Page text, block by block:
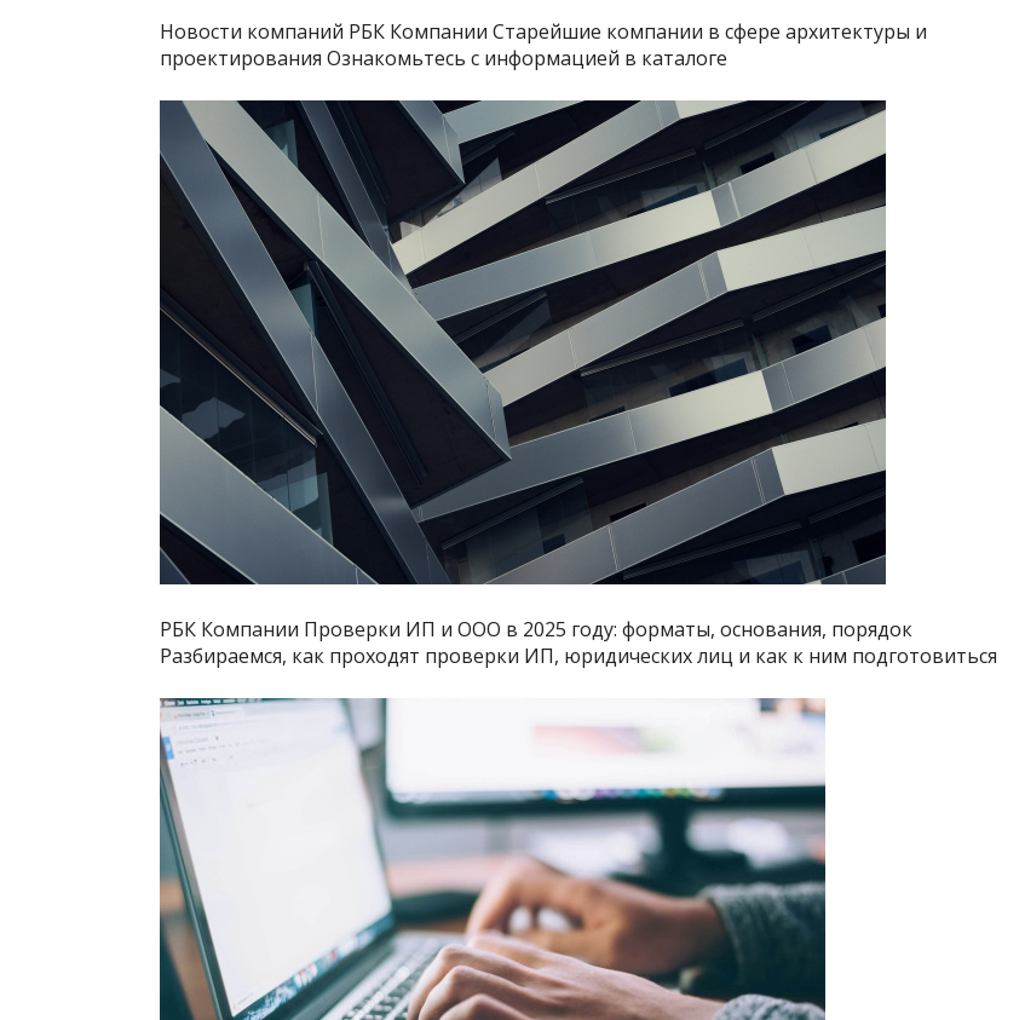
Новости компаний РБК Компании Старейшие компании в сфере архитектуры и
проектирования Ознакомьтесь с информацией в каталоге
РБК Компании Проверки ИП и ООО в 2025 году: форматы, основания, порядок
Разбираемся, как проходят проверки ИП, юридических лиц и как к ним подготовиться